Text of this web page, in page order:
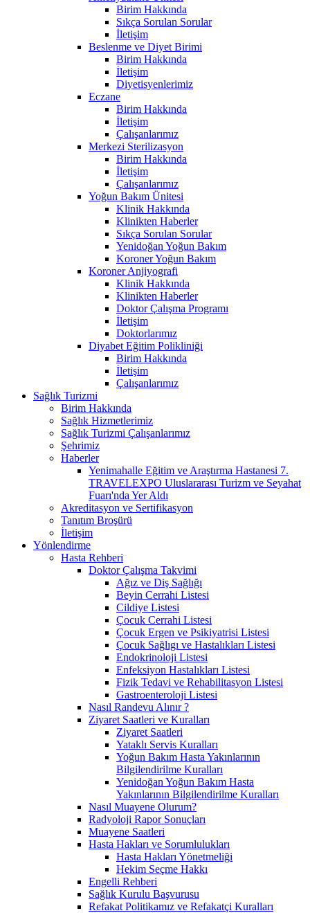
Birim Hakkında
Sıkça Sorulan Sorular
İletişim
Beslenme ve Diyet Birimi
Birim Hakkında
İletişim
Diyetisyenlerimiz
Eczane
Birim Hakkında
İletişim
Çalışanlarımız
Merkezi Sterilizasyon
Birim Hakkında
İletişim
Çalışanlarımız
Yoğun Bakım Ünitesi
Klinik Hakkında
Klinikten Haberler
Sıkça Sorulan Sorular
Yenidoğan Yoğun Bakım
Koroner Yoğun Bakım
Koroner Anjiyografi
Klinik Hakkında
Klinikten Haberler
Doktor Çalışma Programı
İletişim
Doktorlarımız
Diyabet Eğitim Polikliniği
Birim Hakkında
İletişim
Çalışanlarımız
Sağlık Turizmi
Birim Hakkında
Sağlık Hizmetlerimiz
Sağlık Turizmi Çalışanlarımız
Şehrimiz
Haberler
Yenimahalle Eğitim ve Araştırma Hastanesi 7.
TRAVELEXPO Uluslararası Turizm ve Seyahat
Fuarı'nda Yer Aldı
Akreditasyon ve Sertifikasyon
Tanıtım Broşürü
İletişim
Yönlendirme
Hasta Rehberi
Doktor Çalışma Takvimi
Ağız ve Diş Sağlığı
Beyin Cerrahi Listesi
Cildiye Listesi
Çocuk Cerrahi Listesi
Çocuk Ergen ve Psikiyatrisi Listesi
Çocuk Sağlıgı ve Hastalıkları Listesi
Endokrinoloji Listesi
Enfeksiyon Hastalıkları Listesi
Fizik Tedavi ve Rehabilitasyon Listesi
Gastroenteroloji Listesi
Nasıl Randevu Alınır ?
Ziyaret Saatleri ve Kuralları
Ziyaret Saatleri
Yataklı Servis Kuralları
Yoğun Bakım Hasta Yakınlarının
Bilgilendirilme Kuralları
Yenidoğan Yoğun Bakım Hasta
Yakınlarının Bilgilendirilme Kuralları
Nasıl Muayene Olurum?
Radyoloji Rapor Sonuçları
Muayene Saatleri
Hasta Hakları ve Sorumlulukları
Hasta Hakları Yönetmeliği
Hekim Seçme Hakkı
Engelli Rehberi
Sağlık Kurulu Başvurusu
Refakat Politikamız ve Refakatçi Kuralları